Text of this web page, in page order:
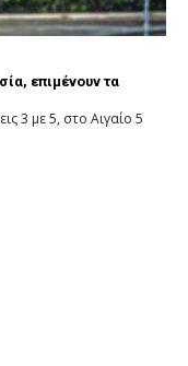
επιμένουν τα
3 με 5, στο Αιγαίο 5